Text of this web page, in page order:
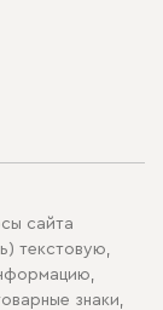
сайта
текстовую,
знаки,